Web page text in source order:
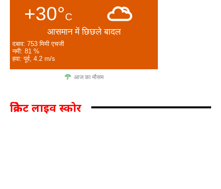
+30°C
आसमान में छिछले बादल
दबाव: 753 मिमी एचजी
नमी: 81 %
हवा: पूर्व, 4.2 m/s
आज का मौसम
क्रिकेट लाइव स्कोर